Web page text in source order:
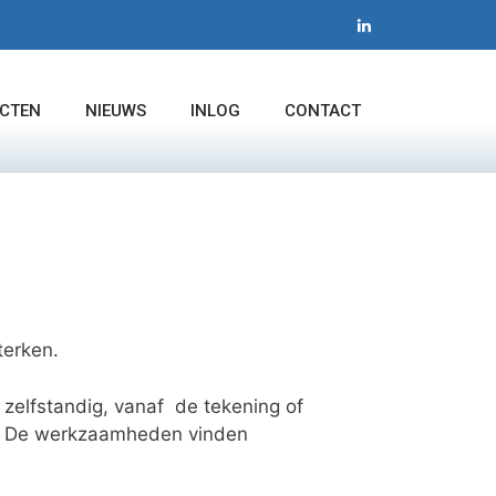
NIEUWS INLOG CONTACT
vanaf de tekening of
werkzaamheden vinden